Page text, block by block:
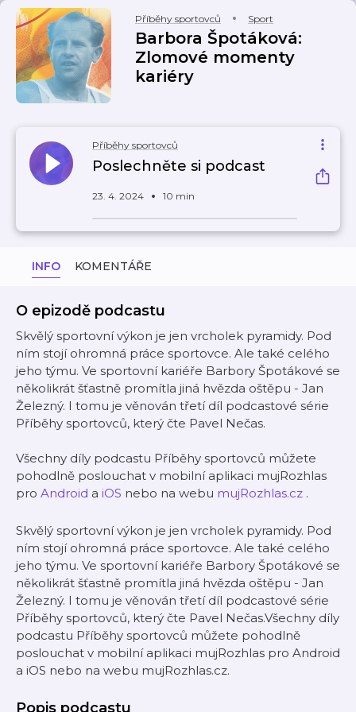
Příběhy sportovců Sport
Barbora Špotáková:
Zlomové momenty
kariéry
Příběhy sportovců
Poslechněte si podcast
23. 4. 2024 10 min
INFO KOMENTÁŘE
O epizodě podcastu
Skvělý sportovní výkon je jen vrcholek pyramidy. Pod
ním stojí ohromná práce sportovce. Ale také celého
jeho týmu. Ve sportovní kariéře Barbory Špotákové se
několikrát šťastně promítla jiná hvězda oštěpu - Jan
Železný. I tomu je věnován třetí díl podcastové série
Příběhy sportovců, který čte Pavel Nečas.
Všechny díly podcastu Příběhy sportovců můžete
pohodlně poslouchat v mobilní aplikaci mujRozhlas
pro Android a iOS nebo na webu mujRozhlas.cz .
Skvělý sportovní výkon je jen vrcholek pyramidy. Pod
ním stojí ohromná práce sportovce. Ale také celého
jeho týmu. Ve sportovní kariéře Barbory Špotákové se
několikrát šťastně promítla jiná hvězda oštěpu - Jan
Železný. I tomu je věnován třetí díl podcastové série
Příběhy sportovců, který čte Pavel Nečas.Všechny díly
podcastu Příběhy sportovců můžete pohodlně
poslouchat v mobilní aplikaci mujRozhlas pro Android
a iOS nebo na webu mujRozhlas.cz.
Popis podcastu